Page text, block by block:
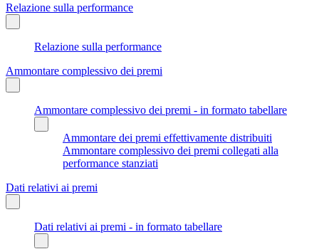
Relazione sulla performance
Relazione sulla performance
Ammontare complessivo dei premi
Ammontare complessivo dei premi - in formato tabellare
Ammontare dei premi effettivamente distribuiti
Ammontare complessivo dei premi collegati alla
performance stanziati
Dati relativi ai premi
Dati relativi ai premi - in formato tabellare